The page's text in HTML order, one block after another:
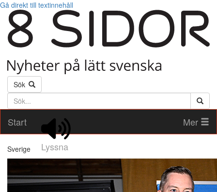
Gå direkt till textinnehåll
Sök
Söktext
Start
Lyssna
Mer
Sverige